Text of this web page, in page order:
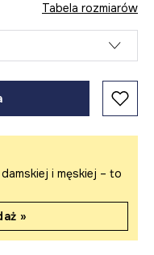
Tabela rozmiarów
i męskiej – to
»